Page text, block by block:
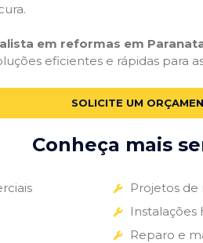
em reformas em
eficientes e rápidas para
SOLICITE UM
Conheça mais
Projetos de
Instalações
Reparo e